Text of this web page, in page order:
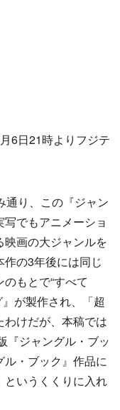
6日21時よりフジテ
通り、この『ジャン
でもアニメーショ
画の大ジャンルを
の3年後には同じ
もとで“すべて
が製作され、「超
けだが、本稿では
『ジャングル・ブッ
・ブック』作品に
というくくりに入れ